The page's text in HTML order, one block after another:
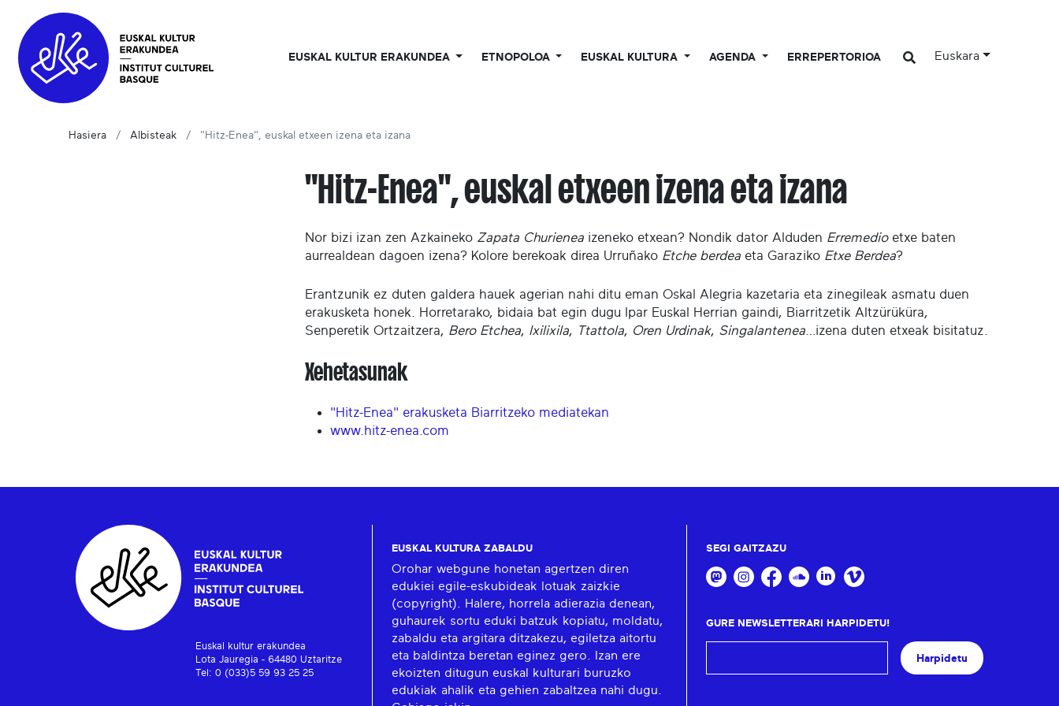
EUSKAL KULTUR ERAKUNDEA ETNOPOLOA EUSKAL KULTURA AGENDA ERREPERTORIOA Euskara
Hasiera Albisteak "Hitz-Enea", euskal etxeen izena eta izana
"Hitz-Enea", euskal etxeen izena eta izana
Nor bizi izan zen Azkaineko Zapata Churienea izeneko etxean? Nondik dator Alduden Erremedioetxe baten
aurrealdean dagoen izena? Kolore berekoak direa Urruñako Etche berdea eta Garaziko Etxe Berdea?
Erantzunik ez duten galdera hauek agerian nahi ditu eman Oskal Alegria kazetaria eta zinegileak asmatu duen
erakusketa honek. Horretarako, bidaia bat egin dugu Ipar Euskal Herrian gaindi, Biarritzetik Altzürüküra,
Senperetik Ortzaitzera, Bero Etchea, Ixilixila, Ttattola, Oren Urdinak, Singalantenea …izena duten etxeak bisitatuz.
Xehetasunak
"Hitz-Enea" erakusketa Biarritzeko mediatekan
www.hitz-enea.com
Euskal kultur erakundea
Lota Jauregia - 64480 Uztaritze
Tel: 0 (033)5 59 93 25 25
EUSKAL KULTURA ZABALDU
Orohar webgune honetan agertzen diren
edukiei egile-eskubideak lotuak zaizkie
(copyright). Halere, horrela adierazia denean,
guhaurek sortu eduki batzuk kopiatu, moldatu,
zabaldu eta argitara ditzakezu, egiletza aitortu
eta baldintza beretan eginez gero. Izan ere
ekoizten ditugun euskal kulturari buruzko
edukiak ahalik eta gehien zabaltzea nahi dugu.
SEGI GAITZAZU
GURE NEWSLETTERARI HARPIDETU!
Harpidetu